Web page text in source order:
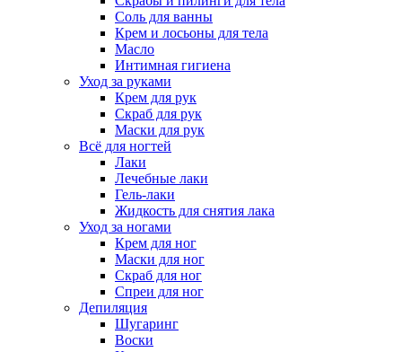
Соль для ванны
Крем и лосьоны для тела
Масло
Интимная гигиена
Уход за руками
Крем для рук
Скраб для рук
Маски для рук
Всё для ногтей
Лаки
Лечебные лаки
Гель-лаки
Жидкость для снятия лака
Уход за ногами
Крем для ног
Маски для ног
Скраб для ног
Спреи для ног
Депиляция
Шугаринг
Воски